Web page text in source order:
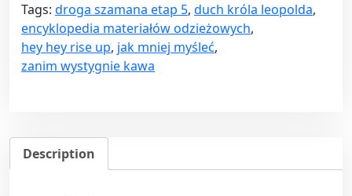
Tags: droga szamana etap 5, duch króla leopolda,
encyklopedia materiałów odzieżowych,
hey hey rise up, jak mniej myśleć,
zanim wystygnie kawa
Description